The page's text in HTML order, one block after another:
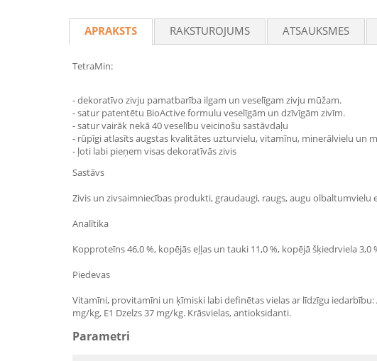
APRAKSTS RAKSTUROJUMS ATSAUKSMES
TetraMin:
- dekoratīvo zivju pamatbarība ilgam un veselīgam zivju mūžam.
- satur patentētu BioActive formulu veselīgām un dzīvīgām zivīm.
- satur vairāk nekā 40 veselību veicinošu sastāvdaļu
- rūpīgi atlasīts augstas kvalitātes uzturvielu, vitamīnu, minerālvielu un
- ļoti labi pieņem visas dekoratīvās zivis
Sastāvs
Zivis un zivsaimniecības produkti, graudaugi, raugs, augu
Analītika
Kopproteīns 46,0 %, kopējās eļļas un tauki 11,0 %, kopējā šķiedrviela 3,0
Piedevas
Vitamīni, provitamīni un ķīmiski labi definētas vielas ar līdzīgu iedarbību:
mg/kg, E1 Dzelzs 37 mg/kg. Krāsvielas, antioksidanti.
Parametri